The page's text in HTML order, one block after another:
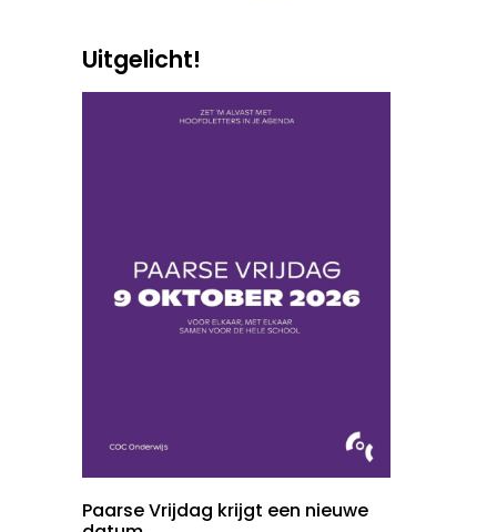
Uitgelicht!
Paarse Vrijdag krijgt een nieuwe